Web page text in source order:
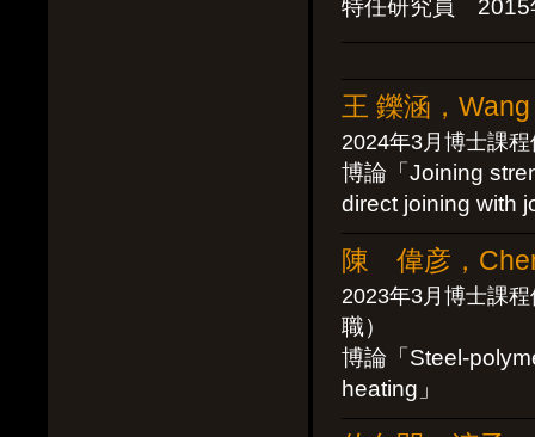
特任研究員
王 鑠涵，
2024年3月博士課
博論「Joining
direct joining with
陳 偉彦，
2023年3月博士課
職）
博論「Steel-
heating」